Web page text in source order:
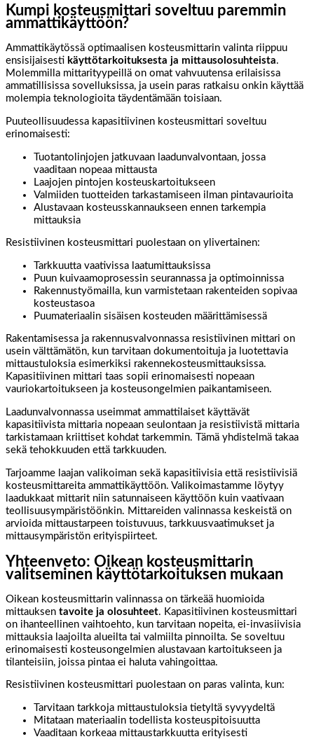
Kumpi kosteusmittari soveltuu paremmin
ammattikäyttöön?
Ammattikäytössä optimaalisen kosteusmittarin valinta riippuu
ensisijaisesti käyttötarkoituksesta ja mittausolosuhteista.
Molemmilla mittarityypeillä on omat vahvuutensa erilaisissa
ammatillisissa sovelluksissa, ja usein paras ratkaisu onkin käyttää
molempia teknologioita täydentämään toisiaan.
Puuteollisuudessa kapasitiivinen kosteusmittari soveltuu
erinomaisesti:
Tuotantolinjojen jatkuvaan laadunvalvontaan, jossa
vaaditaan nopeaa mittausta
Laajojen pintojen kosteuskartoitukseen
Valmiiden tuotteiden tarkastamiseen ilman pintavaurioita
Alustavaan kosteusskannaukseen ennen tarkempia
mittauksia
Resistiivinen kosteusmittari puolestaan on ylivertainen:
Tarkkuutta vaativissa laatumittauksissa
Puun kuivaamoprosessin seurannassa ja optimoinnissa
Rakennustyömailla, kun varmistetaan rakenteiden sopivaa
kosteustasoa
Puumateriaalin sisäisen kosteuden määrittämisessä
Rakentamisessa ja rakennusvalvonnassa resistiivinen mittari on
usein välttämätön, kun tarvitaan dokumentoituja ja luotettavia
mittaustuloksia esimerkiksi rakennekosteusmittauksissa.
Kapasitiivinen mittari taas sopii erinomaisesti nopeaan
vauriokartoitukseen ja kosteusongelmien paikantamiseen.
Laadunvalvonnassa useimmat ammattilaiset käyttävät
kapasitiivista mittaria nopeaan seulontaan ja resistiivistä mittaria
tarkistamaan kriittiset kohdat tarkemmin. Tämä yhdistelmä takaa
sekä tehokkuuden että tarkkuuden.
Tarjoamme laajan valikoiman sekä kapasitiivisia että resistiivisiä
kosteusmittareita ammattikäyttöön. Valikoimastamme löytyy
laadukkaat mittarit niin satunnaiseen käyttöön kuin vaativaan
teollisuusympäristöönkin. Mittareiden valinnassa keskeistä on
arvioida mittaustarpeen toistuvuus, tarkkuusvaatimukset ja
mittausympäristön erityispiirteet.
Yhteenveto: Oikean kosteusmittarin
valitseminen käyttötarkoituksen mukaan
Oikean kosteusmittarin valinnassa on tärkeää huomioida
mittauksen tavoite ja olosuhteet. Kapasitiivinen kosteusmittari
on ihanteellinen vaihtoehto, kun tarvitaan nopeita, ei-invasiivisia
mittauksia laajoilta alueilta tai valmiilta pinnoilta. Se soveltuu
erinomaisesti kosteusongelmien alustavaan kartoitukseen ja
tilanteisiin, joissa pintaa ei haluta vahingoittaa.
Resistiivinen kosteusmittari puolestaan on paras valinta, kun:
Tarvitaan tarkkoja mittaustuloksia tietyltä syvyydeltä
Mitataan materiaalin todellista kosteuspitoisuutta
Vaaditaan korkeaa mittaustarkkuutta erityisesti